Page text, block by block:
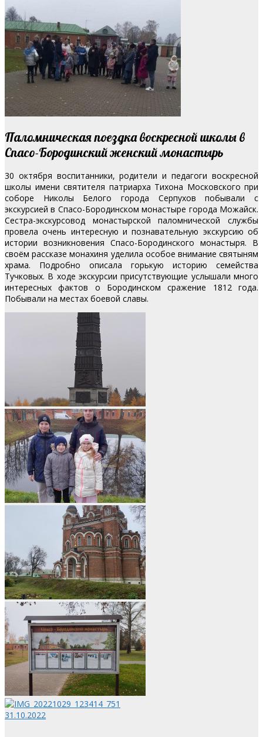
Паломническая поездка воскресной школы в
Спасо-Бородинский женский монастырь
30 октября воспитанники, родители и педагоги воскресной
школы имени святителя патриарха Тихона Московского при
соборе Николы Белого города Серпухов побывали с
экскурсией в Спасо-Бородинском монастыре города Можайск.
Сестра-экскурсовод монастырской паломнической службы
провела очень интересную и познавательную экскурсию об
истории возникновения Спасо-Бородинского монастыря. В
своём рассказе монахиня уделила особое внимание святыням
храма. Подробно описала горькую историю семейства
Тучковых. В ходе экскурсии присутствующие услышали много
интересных фактов о Бородинском сражение 1812 года.
Побывали на местах боевой славы.
31.10.2022